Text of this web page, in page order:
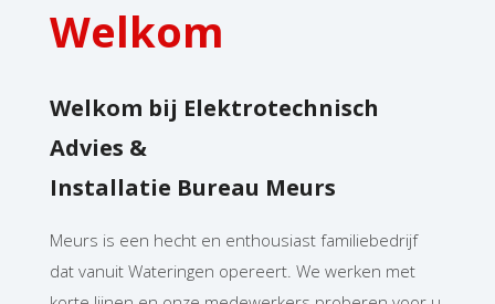
Welkom
Welkom bij Elektrotechnisch
Advies &
Installatie Bureau Meurs
Meurs is een hecht en enthousiast familiebedrijf
dat vanuit Wateringen opereert. We werken met